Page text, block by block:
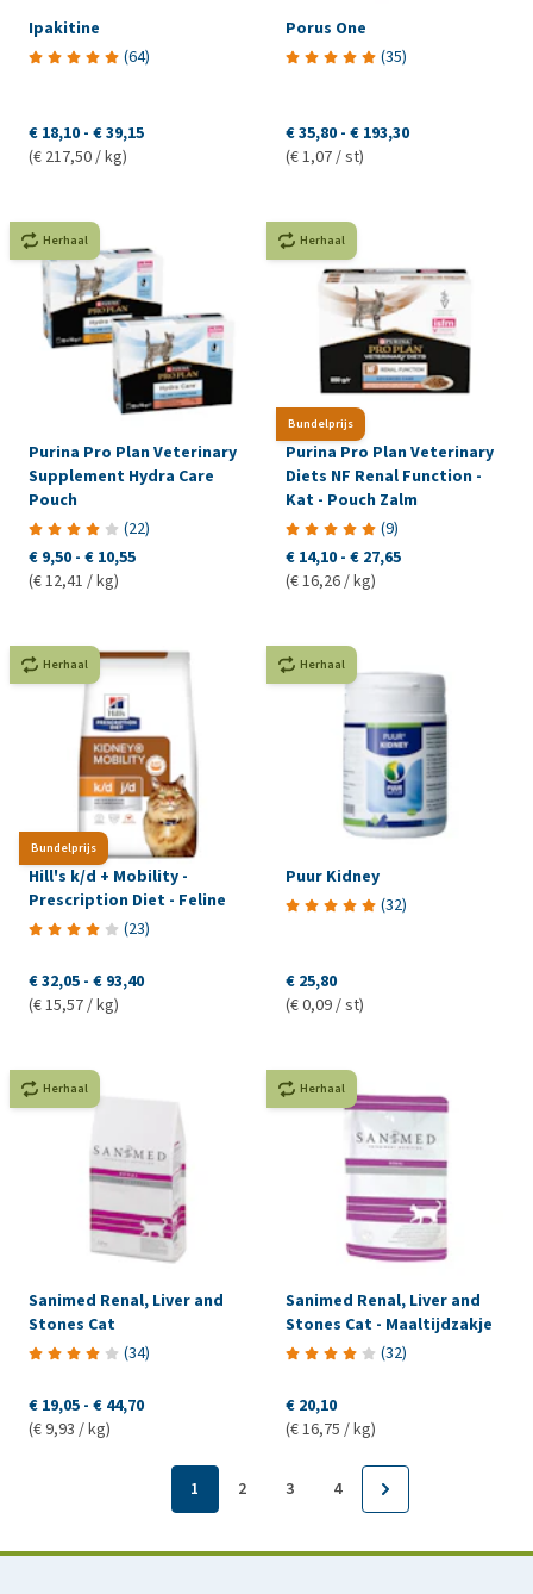
Ipakitine
(64)
€ 18,10 - € 39,15
(€ 217,50 / kg)
Porus One
(35)
€ 35,80 - € 193,30
(€ 1,07 / st)
Herhaal
Purina Pro Plan Veterinary
Supplement Hydra Care
Pouch
(22)
€ 9,50 - € 10,55
(€ 12,41 / kg)
Bundelprijs
Herhaal
Purina Pro Plan Veterinary
Diets NF Renal Function -
Kat - Pouch Zalm
(9)
€ 14,10 - € 27,65
(€ 16,26 / kg)
Bundelprijs
Herhaal
Hill's k/d + Mobility -
Prescription Diet - Feline
(23)
€ 32,05 - € 93,40
(€ 15,57 / kg)
Herhaal
Puur Kidney
(32)
€ 25,80
(€ 0,09 / st)
Herhaal
Sanimed Renal, Liver and
Stones Cat
(34)
€ 19,05 - € 44,70
(€ 9,93 / kg)
Herhaal
Sanimed Renal, Liver and
Stones Cat - Maaltijdzakje
(32)
€ 20,10
(€ 16,75 / kg)
1 2 3 4